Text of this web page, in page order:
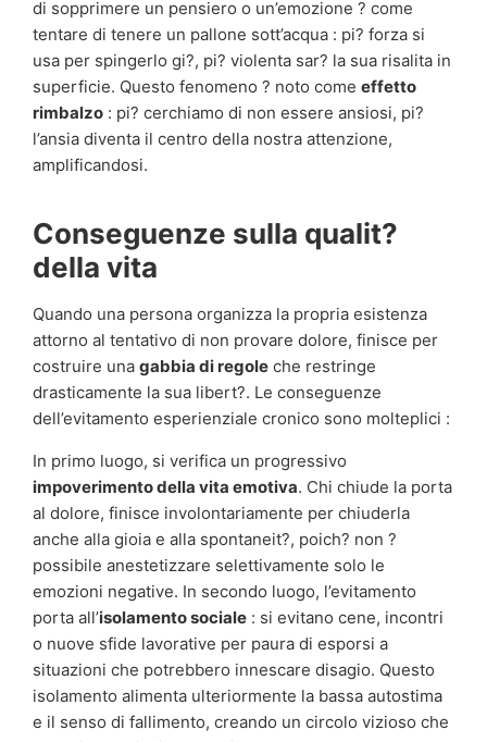
di sopprimere un pensiero o un’emozione ? come
tentare di tenere un pallone sott’acqua : pi? forza si
usa per spingerlo gi?, pi? violenta sar? la sua risalita in
superficie. Questo fenomeno ? noto come effetto
rimbalzo : pi? cerchiamo di non essere ansiosi, pi?
l’ansia diventa il centro della nostra attenzione,
amplificandosi.
Conseguenze sulla qualit?
della vita
Quando una persona organizza la propria esistenza
attorno al tentativo di non provare dolore, finisce per
costruire una gabbia di regole che restringe
drasticamente la sua libert?. Le conseguenze
dell’evitamento esperienziale cronico sono molteplici :
In primo luogo, si verifica un progressivo
impoverimento della vita emotiva. Chi chiude la porta
al dolore, finisce involontariamente per chiuderla
anche alla gioia e alla spontaneit?, poich? non ?
possibile anestetizzare selettivamente solo le
emozioni negative. In secondo luogo, l’evitamento
porta all’isolamento sociale : si evitano cene, incontri
o nuove sfide lavorative per paura di esporsi a
situazioni che potrebbero innescare disagio. Questo
isolamento alimenta ulteriormente la bassa autostima
e il senso di fallimento, creando un circolo vizioso che